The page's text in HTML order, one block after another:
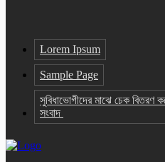
Lorem Ipsum
Sample Page
সুবিধাভোগীদের মাঝে চেক বিতরণ
সংবাদ